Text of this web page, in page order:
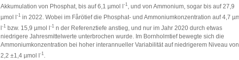
Akkumulation von Phosphat, bis auf 6,1 µmol l
-1, und von Ammonium, sogar bis auf 27,9
µmol l
-1 in 2022. Wobei im Fårötief die Phosphat- und Ammoniumkonzentration auf 4,7
-1 bzw. 15,9 µmol l -1 n der Referenztiefe anstieg, und nur im Jahr 2020 durch etwas
niedrigere Jahresmittelwerte unterbrochen wurde. Im Bornholmtief bewegte sich die
Ammoniumkonzentration bei hoher interannueller Variabilität auf niedrigerem Niveau von
2,2 ±1,4 µmol l
-1.